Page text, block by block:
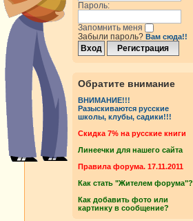
Пароль:
Запомнить меня
Забыли пароль? Вам сюда!!
Обратите внимание
ВНИМАНИЕ!!!
Разыскиваются русские
школы, клубы, садики!!!
Cкидка 7% на русские книги
Линеечки для нашего сайта
Правила форума. 17.11.2011
Как стать "Жителем форума"?
Как добавить фото или
картинку в сообщение?